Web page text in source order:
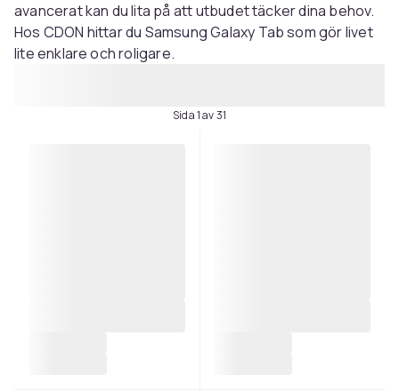
avancerat kan du lita på att utbudet täcker dina behov.
Hos CDON hittar du Samsung Galaxy Tab som gör livet
lite enklare och roligare.
Sida 1 av 31